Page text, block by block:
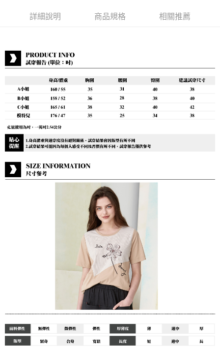
詳細說明 商品規格 相關推薦